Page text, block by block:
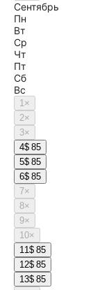
Сентябрь
Пн
Вт
Ср
Чт
Пт
Сб
Вс
1×
2×
3×
4$ 85
5$ 85
6$ 85
7×
8×
9×
10×
11$ 85
12$ 85
13$ 85